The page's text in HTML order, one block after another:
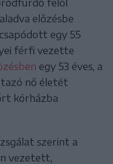
előzésbe
egy 55
férfi vezette
egy 53 éves, a
nő életét
kórházba
szerint a
vezetett,